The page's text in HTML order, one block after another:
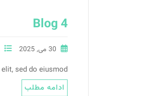
Blog 4
30 می, 2025
sed do eiusmod.
ادامه مطلب